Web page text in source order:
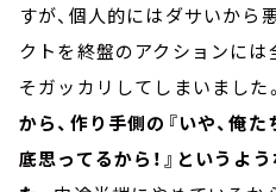
すが、個人的にはダサいから
クトを終盤のアクションに
そガッカリしてしまいました。
から、作り手側の『いや、俺
底思ってるから！』というよ